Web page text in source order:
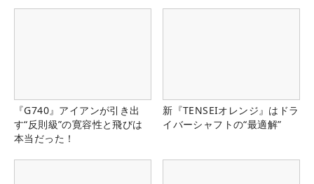
『G740』アイアンが引き出
す“反則級”の寛容性と飛びは
本当だった！
新『TENSEIオレンジ』はドラ
イバーシャフトの“最適解”